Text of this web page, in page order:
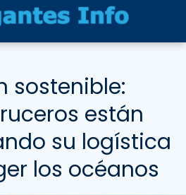
sostenible:
están
su logística
los océanos